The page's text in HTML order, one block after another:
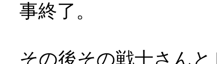
事終了。
その後その戦士さん